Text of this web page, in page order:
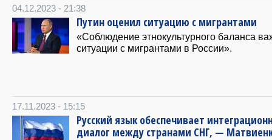
04.12.2023 - 21:38
Путин оценил ситуацию с мигрантами
«Соблюдение этнокультурного баланса
ситуации с мигрантами в России».
17.11.2023 - 15:15
Русский язык обеспечивает
диалог между странами СНГ, —